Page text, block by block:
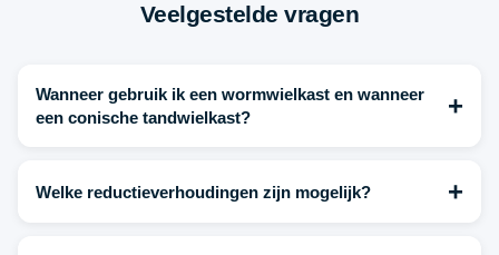
Veelgestelde vragen
Wanneer gebruik ik een wormwielkast en wanneer
een conische tandwielkast?
+
Welke reductieverhoudingen zijn mogelijk? +